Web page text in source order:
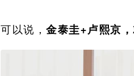
可以说， 金泰圭+卢熙京，